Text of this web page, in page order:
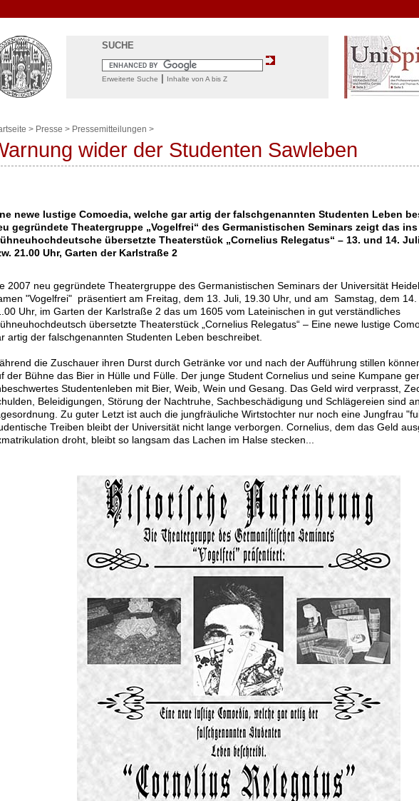
SUCHE
Erweiterte Suche Inhalte von A bis Z
> Presse > Pressemitteilungen >
wider der Studenten Sawleben
newe lustige Comoedia, welche gar artig der falschgenannten Studenten Leben
gegründete Theatergruppe „Vogelfrei“ des Germanistischen Seminars zeigt das ins
übersetzte Theaterstück „Cornelius Relegatus“ – 13. und 14.
21.00 Uhr, Garten der Karlstraße 2
2007 neu gegründete Theatergruppe des Germanistischen Seminars der Universität
"Vogelfrei" präsentiert am Freitag, dem 13. Juli, 19.30 Uhr, und am Samstag, dem 14.
Uhr, im Garten der Karlstraße 2 das um 1605 vom Lateinischen in gut verständliches
übersetzte Theaterstück „Cornelius Relegatus“ – Eine newe lustige
artig der falschgenannten Studenten Leben beschreibet.
die Zuschauer ihren Durst durch Getränke vor und nach der Aufführung stillen
der Bühne das Bier in Hülle und Fülle. Der junge Student Cornelius und seine Kumpane
Studentenleben mit Bier, Weib, Wein und Gesang. Das Geld wird verprasst,
Beleidigungen, Störung der Nachtruhe, Sachbeschädigung und Schlägereien sind
Zu guter Letzt ist auch die jungfräuliche Wirtstochter nur noch eine Jungfrau
Treiben bleibt der Universität nicht lange verborgen. Cornelius, dem das Geld
droht, bleibt so langsam das Lachen im Halse stecken...